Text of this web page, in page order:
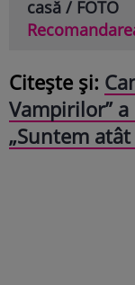
casă / FOTO
Citește și:
Vampirilor”
„Suntem